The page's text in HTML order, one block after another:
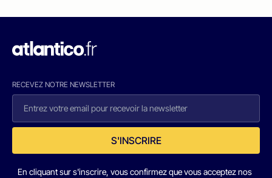
RECEVEZ NOTRE NEWSLETTER
S'INSCRIRE
En cliquant sur s'inscrire, vous confirmez que vous acceptez nos